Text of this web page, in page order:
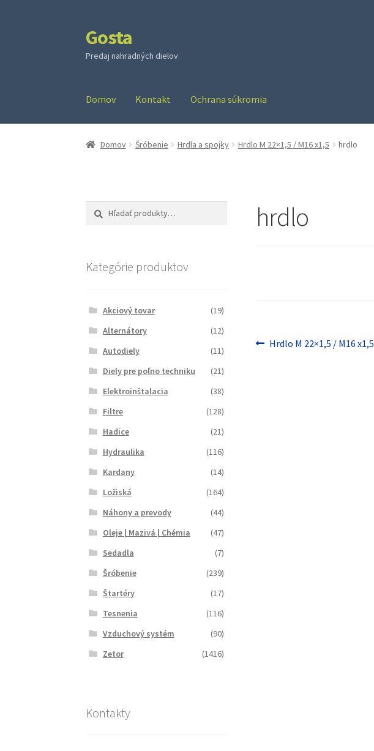
Preskočiť
na
navigáciu
Preskočiť
na
obsah
Gosta
Predaj nahradných dielov
Domov Kontakt Ochrana súkromia
Domov Šróbenie Hrdla a spojky Hrdlo M 22×1,5 / M16 x1,5 hrdlo
hrdlo
Navigácia
Predchádzajúci
Hrdlo M 22×1,5 / M16 x1,5
Hľadať:
Vyhľadávanie
Kategórie produktov
Akciový tovar
(19)
Alternátory
(12)
Autodiely
(11)
Diely pre poľno techniku
(21)
Elektroinštalacia
(38)
Filtre
(128)
Hadice
(21)
Hydraulika
(116)
Kardany
(14)
Ložiská
(164)
Náhony a prevody
(44)
Oleje | Mazivá | Chémia
(47)
Sedadla
(7)
Šróbenie
(239)
Štartéry
(17)
Tesnenia
(116)
Vzduchový systém
(90)
Zetor
(1416)
Kontakty